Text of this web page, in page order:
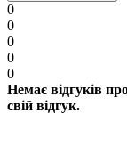
0
0
0
0
0
Немає відгуків
свій відгук.